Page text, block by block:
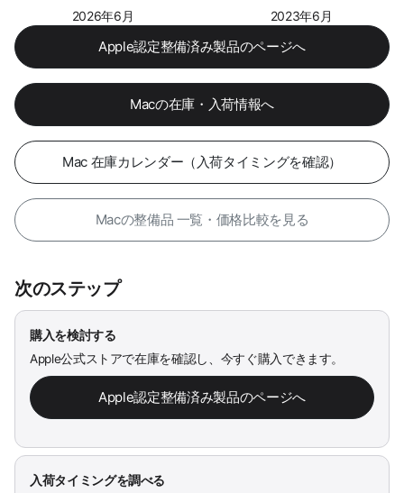
2026年6月 2023年6月
Apple認定整備済み製品のページへ
Macの在庫・入荷情報へ
Mac 在庫カレンダー（入荷タイミングを確認）
Macの整備品 一覧・価格比較を見る
次のステップ
購入を検討する
Apple公式ストアで在庫を確認し、今すぐ購入できます。
Apple認定整備済み製品のページへ
入荷タイミングを調べる